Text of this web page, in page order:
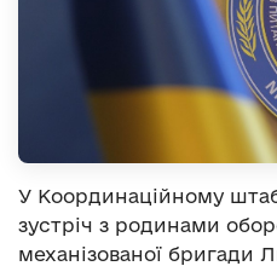
У Координаційному
зустріч з родинами
механізованої бригади